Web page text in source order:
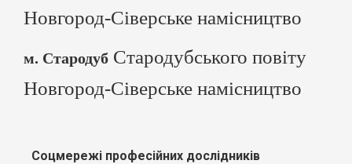
Новгород-Сіверське намісництво
м. Стародуб Стародубського повіту
Новгород-Сіверське намісництво
Соцмережі професійних дослідників